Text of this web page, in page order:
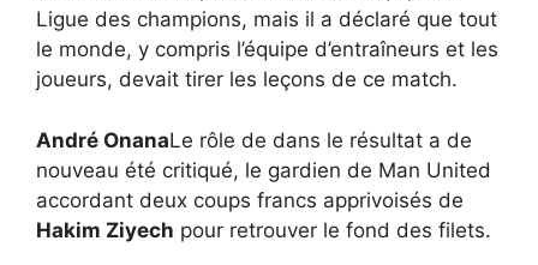
Ligue des champions, mais il a déclaré que tout
le monde, y compris l’équipe d’entraîneurs et les
joueurs, devait tirer les leçons de ce match.
André OnanaLe rôle de dans le résultat a de
nouveau été critiqué, le gardien de Man United
accordant deux coups francs apprivoisés de
Hakim Ziyech pour retrouver le fond des filets.